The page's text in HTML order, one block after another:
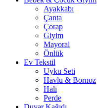
Ayakkabı
Çanta
Çorap
Giyim
Mayoral
Önlük
Ev Tekstil
Uyku Seti
Havlu & Bornoz
Halı
Perde